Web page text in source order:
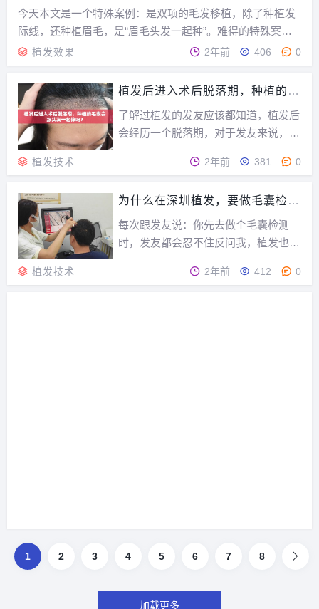
今天本文是一个特殊案例：是双项的毛发移植，除了种植发
际线，还种植眉毛，是“眉毛头发一起种”。难得的特殊案
例，各位发友一定要点赞阅览呦。柴女士22岁，艺术学院的
学生，气质高雅，不过，你细看她会发现美中不足，就是发
际线有些高略显大额头，其次眉毛稀疏让眼神缺些点...
植发效果 2年前 406 0
植发后进入术后脱落期，种植的毛
了解过植发的发友应该都知道，植发后
会经历一个脱落期，对于发友来说，这
来的效果，又要面临“脱发”，于是各种
久？种植的毛囊会不会也跟着脱落？先
别担心，今天我一一为你解答！...
植发技术 2年前 381 0
为什么在深圳植发，要做毛囊检
每次跟发友说：你先去做个毛囊检测
时，发友都会忍不住反问我，植发也要
需要做毛囊检测呢？今天我将展开为大
植发技术 2年前 412 0
1 2 3 4 5 6 7 8
加载更多